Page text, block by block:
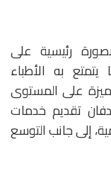
رئيسية على
به الأطباء
على المستوى
تقديم خدمات
إلى جانب التوسع